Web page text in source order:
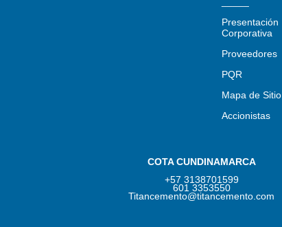
Presentación
Corporativa
Proveedores
PQR
Mapa de Sitio
Accionistas
COTA CUNDINAMARCA
+57 3138701599
601 3353550
Titancemento@titancemento.com